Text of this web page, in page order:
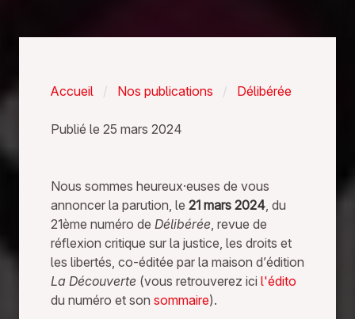
Accueil Nos publications Délibérée
D
l
i
b
é
r
Publié le 25 mars 2024
Nous sommes heureux·euses de vous
annoncer la parution, le 21 mars 2024, du
21ème numéro de Délibérée, revue de
réflexion critique sur la justice, les droits et
les libertés, co-éditée par la maison d’édition
La Découverte (vous retrouverez ici l'édito
du numéro et son sommaire).